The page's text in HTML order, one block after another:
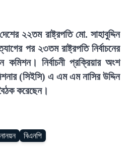
২২তম রাষ্ট্রপতি মো. সাহাবুদ্দিন
পর ২৩তম রাষ্ট্রপতি নির্বাচনের
কমিশন। নির্বাচনী প্রক্রিয়ার অংশ
(সিইসি) এ এম এম নাসির উদ্দিন
করেছেন।
বিএনপি